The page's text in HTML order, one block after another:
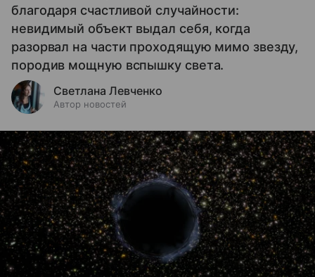
благодаря счастливой случайности:
невидимый объект выдал себя, когда
разорвал на части проходящую мимо звезду,
породив мощную вспышку света.
Светлана Левченко
Автор новостей